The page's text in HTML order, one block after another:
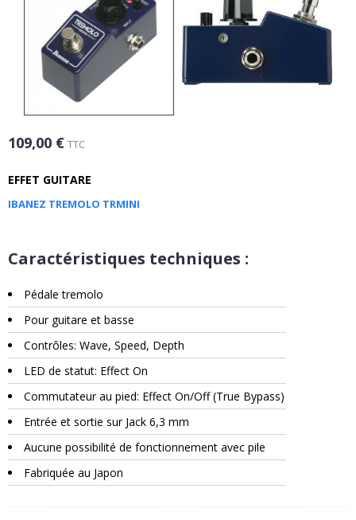
109,00 € TTC
EFFET GUITARE
IBANEZ TREMOLO TRMINI
Caractéristiques techniques :
Pédale tremolo
Pour guitare et basse
Contrôles: Wave, Speed, Depth
LED de statut: Effect On
Commutateur au pied: Effect On/Off (True Bypass)
Entrée et sortie sur Jack 6,3 mm
Aucune possibilité de fonctionnement avec pile
Fabriquée au Japon